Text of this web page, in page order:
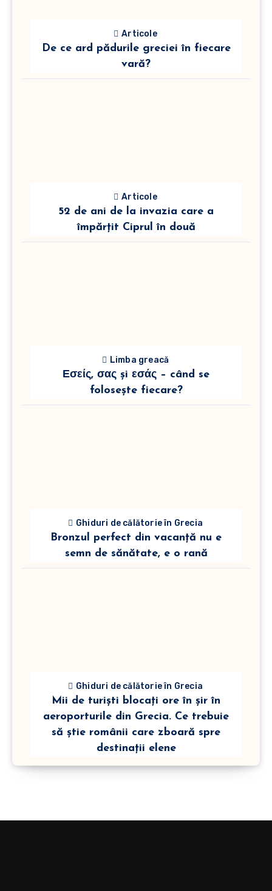
Articole
De ce ard pădurile greciei în fiecare
vară?
Articole
52 de ani de la invazia care a
împărțit Ciprul în două
Limba greacă
Εσείς, σας și εσάς – când se
folosește fiecare?
Ghiduri de călătorie în Grecia
Bronzul perfect din vacanță nu e
semn de sănătate, e o rană
Ghiduri de călătorie în Grecia
Mii de turiști blocați ore în șir în
aeroporturile din Grecia. Ce trebuie
să știe românii care zboară spre
destinații elene